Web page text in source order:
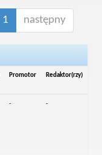
1 następny
Promotor Redaktor(rzy)
- -